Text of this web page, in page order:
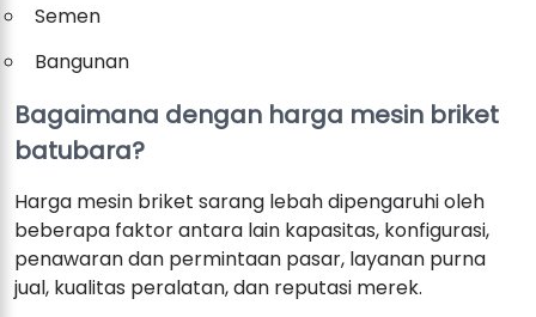
Semen
Bangunan
Bagaimana dengan harga mesin briket
batubara?
Harga mesin briket sarang lebah dipengaruhi oleh
beberapa faktor antara lain kapasitas, konfigurasi,
penawaran dan permintaan pasar, layanan purna
jual, kualitas peralatan, dan reputasi merek.